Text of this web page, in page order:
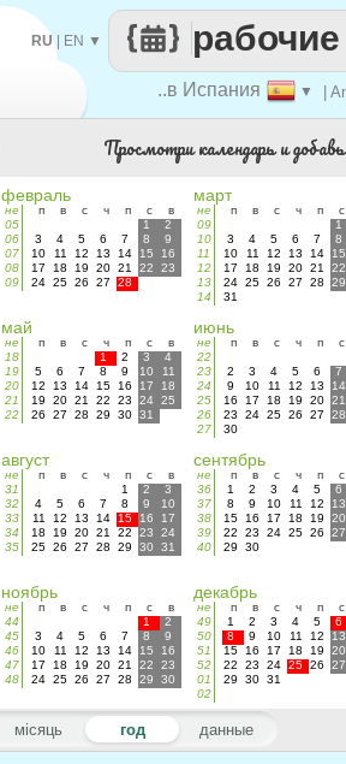
..в Испания ▼ |
RU| EN ▼
Просмотри календарь и
февраль
не п в с ч п с
в
05
1
2
06
3 4 5 6 7 8
9
07
10 11 12 13 14 15
16
08
17 18 19 20 21 22
23
09
24 25 26 27 28
март
не п в с ч п с
09
1
10
3 4 5 6 7 8
11
10 11 12 13 14 15
12
17 18 19 20 21 22
13
24 25 26 27 28 29
14
31
май
не п в с ч п с
в
18
1 2 3
4
19
5 6 7 8 9 10
11
20
12 13 14 15 16 17
18
21
19 20 21 22 23 24
25
22
26 27 28 29 30 31
июнь
не п в с ч п с
22
23
2 3 4 5 6 7
24
9 10 11 12 13 14
25
16 17 18 19 20 21
26
23 24 25 26 27 28
27
30
август
не п в с ч п с
в
31
1 2
3
32
4 5 6 7 8 9
10
33
11 12 13 14 15 16
17
34
18 19 20 21 22 23
24
35
25 26 27 28 29 30 31
сентябрь
не п в с ч п с
36
1 2 3 4 5 6
37
8 9 10 11 12 13
38
15 16 17 18 19 20
39
22 23 24 25 26 27
40
29 30
ноябрь
не п в с ч п с
в
44
1
2
45
3 4 5 6 7 8
9
46
10 11 12 13 14 15
16
47
17 18 19 20 21 22
23
48
24 25 26 27 28 29 30
декабрь
не п в с ч п с
49
1 2 3 4 5 6
50
8 9 10 11 12 13
51
15 16 17 18 19 20
52
22 23 24 25 26 27
01
29 30 31
02
місяць год данные